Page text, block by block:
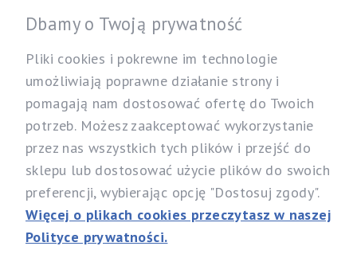
315,00 zł
Pokrowiec na Materac Evolon 140/200/20
Antyroztoczowy/Antyalergiczny
Dbamy o Twoją prywatność
Pliki cookies i pokrewne im technologie
umożliwiają poprawne działanie strony i
pomagają nam dostosować ofertę do Twoich
potrzeb. Możesz zaakceptować wykorzystanie
przez nas wszystkich tych plików i przejść do
sklepu lub dostosować użycie plików do swoich
preferencji, wybierając opcję "Dostosuj zgody".
Więcej o plikach cookies przeczytasz w naszej
Polityce prywatności.